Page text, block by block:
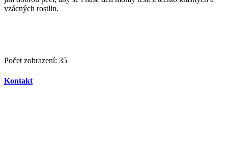
vzácných rostlin.
Počet zobrazení: 35
Kontakt